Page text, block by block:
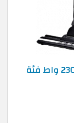
مكنسة كهربائية أسطوانية 2300 واط فئة